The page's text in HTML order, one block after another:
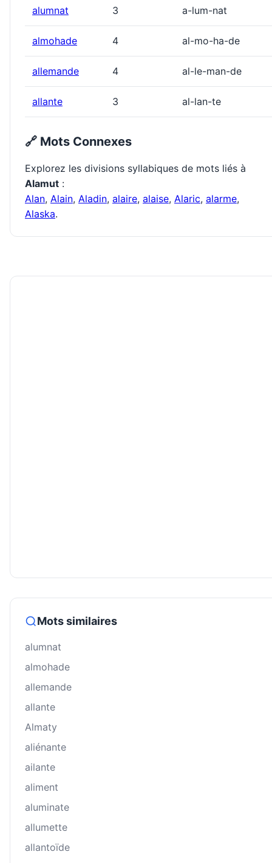
alumnat 3 a-lum-nat
almohade 4 al-mo-ha-de
allemande 4 al-le-man-de
allante 3 al-lan-te
🔗 Mots Connexes
Explorez les divisions syllabiques de mots liés à
Alamut :
Alan, Alain, Aladin, alaire, alaise, Alaric, alarme,
Alaska.
Mots similaires
alumnat
almohade
allemande
allante
Almaty
aliénante
ailante
aliment
aluminate
allumette
allantoïde